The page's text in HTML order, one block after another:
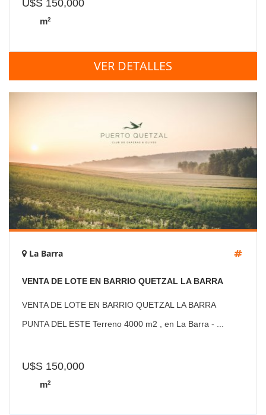
U$S 150,000
m2
VER DETALLES
La Barra
VENTA DE LOTE EN BARRIO QUETZAL LA BARRA
PUNTA DEL ESTE
VENTA DE LOTE EN BARRIO QUETZAL LA BARRA
PUNTA DEL ESTE Terreno 4000 m2 , en La Barra - ...
U$S 150,000
m2